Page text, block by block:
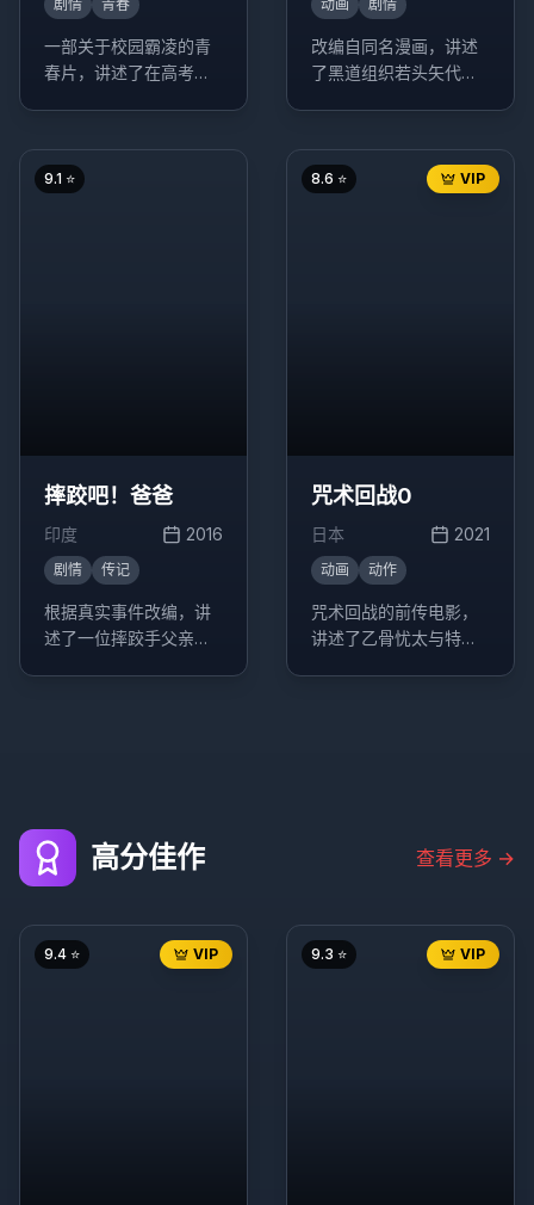
剧情 青春
一部关于校园霸凌的青
春片，讲述了在高考前
事。
动画 剧情
改编自同名漫画，讲述
了黑道组织若头矢代与
9.1 ⭐
摔跤吧！爸爸
印度 2016
剧情 传记
根据真实事件改编，讲
述了一位摔跤手父亲培
VIP
8.6 ⭐
咒术回战0
日本 2021
动画 动作
咒术回战的前传电影，
讲述了乙骨忧太与特级
高分佳作 查看更多 →
VIP
9.4 ⭐ VIP
9.3 ⭐